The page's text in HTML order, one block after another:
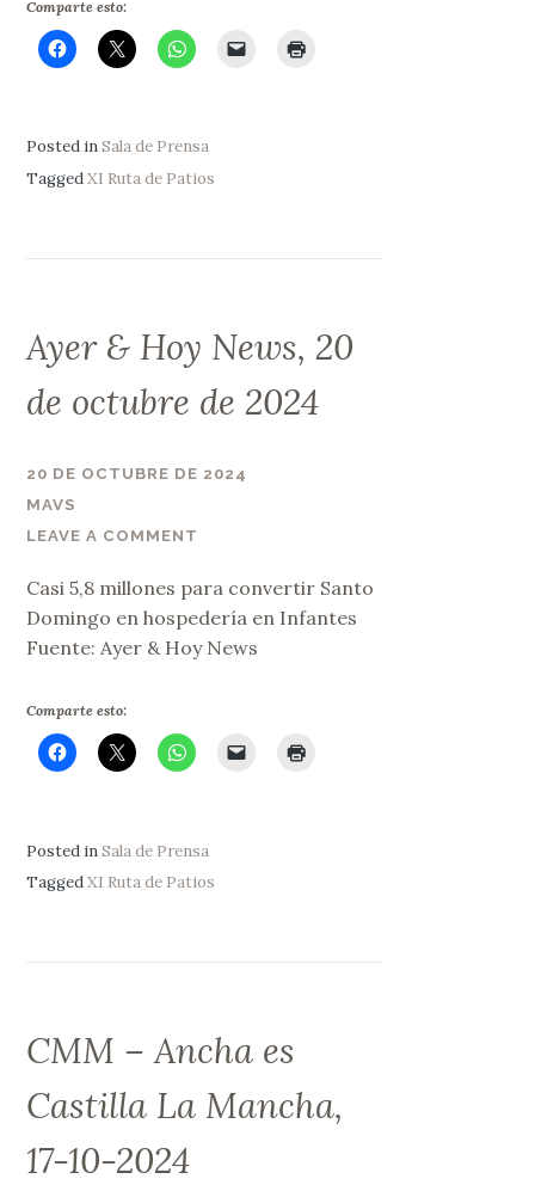
Comparte esto:
Posted inSala de Prensa
TaggedXI Ruta de Patios
Ayer & Hoy News, 20
de octubre de 2024
20 DE OCTUBRE DE 2024
MAVS
LEAVE A COMMENT
Casi 5,8 millones para convertir Santo
Domingo en hospedería en Infantes
Fuente: Ayer & Hoy News
Comparte esto:
Posted inSala de Prensa
TaggedXI Ruta de Patios
CMM – Ancha es
Castilla La Mancha,
17-10-2024